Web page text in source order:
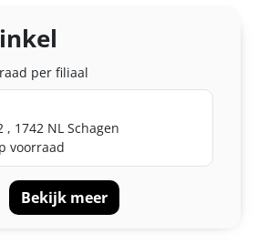
per filiaal
, 1742 NL Schagen
voorraad
Bekijk meer